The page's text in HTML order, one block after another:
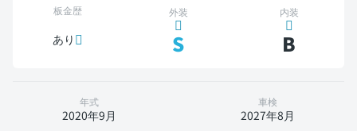
板金歴
あり
外装
S
内装
B
年式
2020年9月
車検
2027年8月